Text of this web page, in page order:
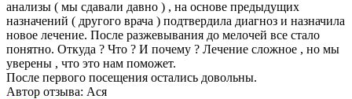
анализы ( мы сдавали давно ) , на основе предыдущих
назначений ( другого врача ) подтвердила диагноз и назначила
новое лечение. После разжевывания до мелочей все стало
понятно. Откуда ? Что ? И почему ? Лечение сложное , но мы
уверены , что это нам поможет.
После первого посещения остались довольны.
Автор отзыва: Ася